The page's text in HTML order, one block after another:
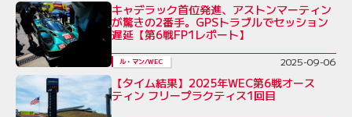
キャデラック首位発進、アストンマーティン
が驚きの2番手。GPSトラブルでセッション
遅延【第6戦FP1レポート】
ル・マン/WEC 2025-09-06
【タイム結果】2025年WEC第6戦オース
ティン フリープラクティス1回目